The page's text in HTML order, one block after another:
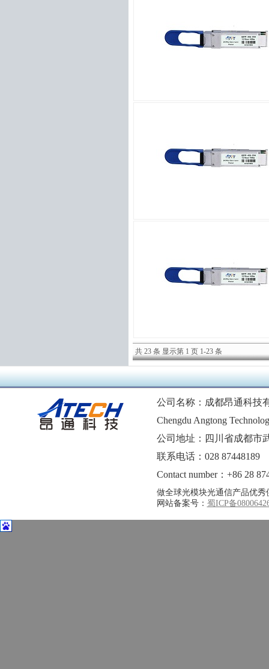
共 23 条 显示第 1 页 1-23 条
公司名称：成都昂通科技
Chengdu Angtong
公司地址：四川省成都市
联系电话：028 87448189
Contact number：+86 28
做全球光模块光通信产品优
网站备案号： 蜀ICP备